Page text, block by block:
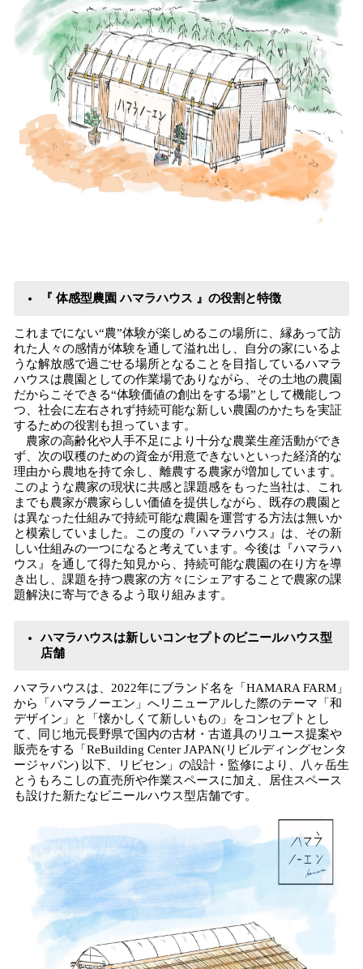
『 体感型農園 ハマラハウス 』の役割と特徴
これまでにない“農”体験が楽しめるこの場所に、縁あって訪
れた人々の感情が体験を通して溢れ出し、自分の家にいるよ
うな解放感で過ごせる場所となることを目指しているハマラ
ハウスは農園としての作業場でありながら、その土地の農園
だからこそできる“体験価値の創出をする場”として機能しつ
つ、社会に左右されず持続可能な新しい農園のかたちを実証
するための役割も担っています。
農家の高齢化や人手不足により十分な農業生産活動ができ
ず、次の収穫のための資金が用意できないといった経済的な
理由から農地を持て余し、離農する農家が増加しています。
このような農家の現状に共感と課題感をもった当社は、これ
までも農家が農家らしい価値を提供しながら、既存の農園と
は異なった仕組みで持続可能な農園を運営する方法は無いか
と模索していました。この度の『ハマラハウス』は、その新
しい仕組みの一つになると考えています。今後は『ハマラハ
ウス』を通して得た知見から、持続可能な農園の在り方を導
き出し、課題を持つ農家の方々にシェアすることで農家の課
題解決に寄与できるよう取り組みます。
ハマラハウスは新しいコンセプトのビニールハウス型
店舗
ハマラハウスは、2022年にブランド名を「HAMARA FARM」
から「ハマラノーエン」へリニューアルした際のテーマ「和
デザイン」と「懐かしくて新しいもの」をコンセプトとし
て、同じ地元長野県で国内の古材・古道具のリユース提案や
販売をする「ReBuilding Center JAPAN(リビルディングセンタ
ージャパン) 以下、リビセン」の設計・監修により、八ヶ岳生
とうもろこしの直売所や作業スペースに加え、居住スペース
も設けた新たなビニールハウス型店舗です。